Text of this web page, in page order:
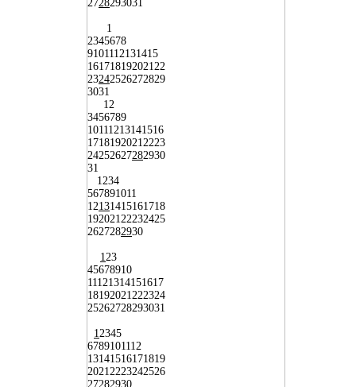
2728293031
1
2345678
9101112131415
16171819202122
23242526272829
3031
12
3456789
10111213141516
17181920212223
24252627282930
31
1234
567891011
12131415161718
19202122232425
2627282930
123
45678910
11121314151617
18192021222324
25262728293031
12345
6789101112
13141516171819
20212223242526
27282930